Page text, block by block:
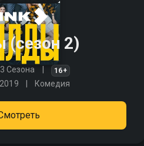
2)
3 Сезона 16+
2019 Комедия